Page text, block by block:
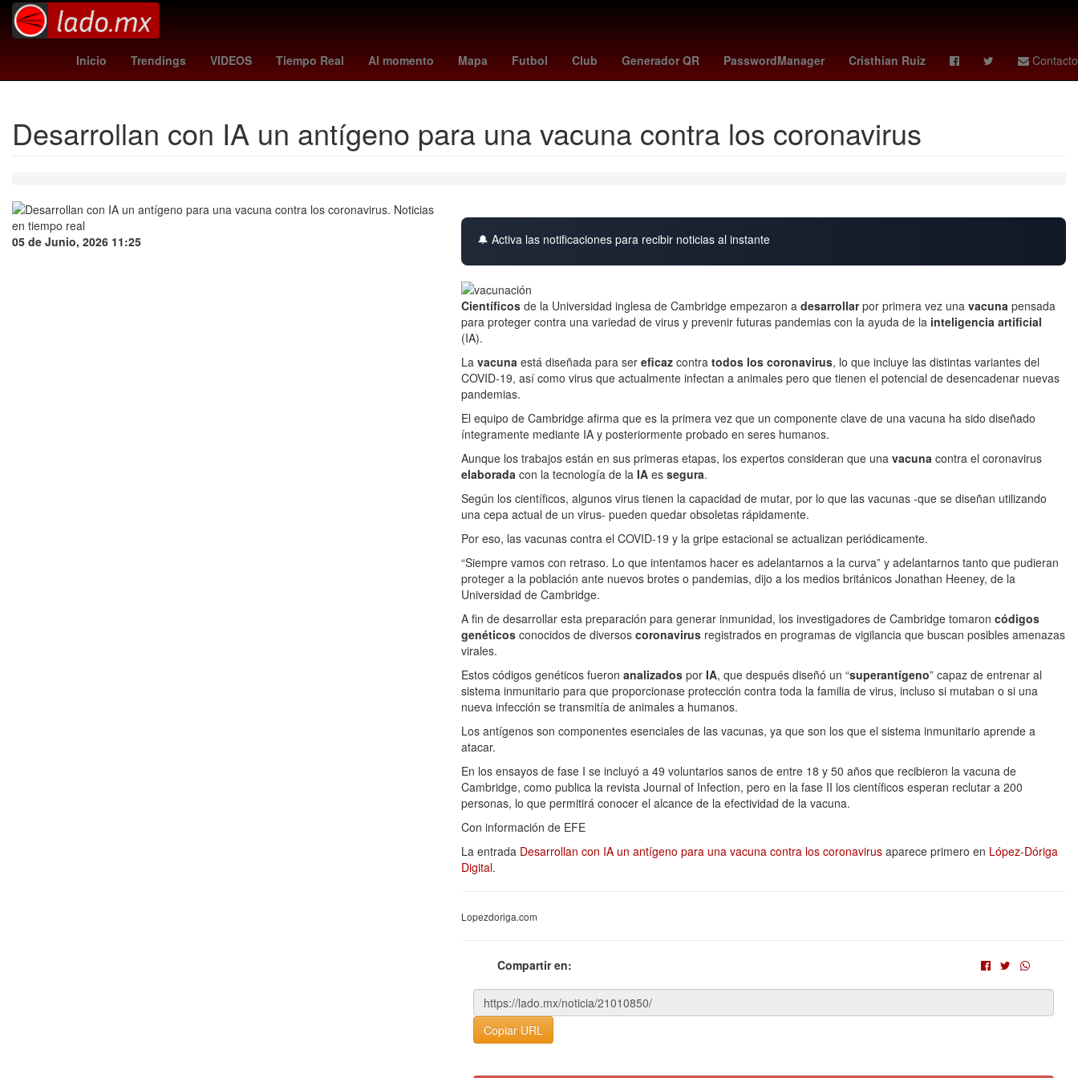
Inicio Trendings VIDEOS Tiempo Real Al momento Mapa Futbol Club Generador QR PasswordManager Cristhian Ruiz Contacto
clima nuevo laredo botafogo - fluminense Victor Guzmán Jorge Rodríguez américa - cruz azul tudn en vivo necaxa vs pumas femenil sparta rotterdam - feyenoord celtics Elliot Page
Desarrollan con IA un antígeno para una vacuna contra los coronavirus
05 de Junio, 2026 11:25 🔔 Activa las notificaciones para recibir noticias al instante
Científicos de la Universidad inglesa de Cambridge empezaron a desarrollarpor primera vez una vacuna pensada
para proteger contra una variedad de virus y prevenir futuras pandemias con la ayuda de la inteligencia artificial
(IA).
La vacuna está diseñada para ser eficaz contra todos los coronavirus, lo que incluye las distintas variantes del
COVID-19, así como virus que actualmente infectan a animales pero que tienen el potencial de desencadenar nuevas
pandemias.
El equipo de Cambridge afirma que es la primera vez que un componente clave de una vacuna ha sido diseñado
íntegramente mediante IA y posteriormente probado en seres humanos.
Aunque los trabajos están en sus primeras etapas, los expertos consideran que una vacuna contra el coronavirus
elaborada con la tecnología de la IA es segura.
Según los científicos, algunos virus tienen la capacidad de mutar, por lo que las vacunas -que se diseñan utilizando
una cepa actual de un virus- pueden quedar obsoletas rápidamente.
Por eso, las vacunas contra el COVID-19 y la gripe estacional se actualizan periódicamente.
“Siempre vamos con retraso. Lo que intentamos hacer es adelantarnos a la curva” y adelantarnos tanto que pudieran
proteger a la población ante nuevos brotes o pandemias, dijo a los medios británicos Jonathan Heeney, de la
Universidad de Cambridge.
A fin de desarrollar esta preparación para generar inmunidad, los investigadores de Cambridge tomaron códigos
genéticos conocidos de diversos coronavirus registrados en programas de vigilancia que buscan posibles amenazas
virales.
Estos códigos genéticos fueron analizados por IA, que después diseñó un “superantígeno” capaz de entrenar al
sistema inmunitario para que proporcionase protección contra toda la familia de virus, incluso si mutaban o si una
nueva infección se transmitía de animales a humanos.
Los antígenos son componentes esenciales de las vacunas, ya que son los que el sistema inmunitario aprende a
atacar.
En los ensayos de fase I se incluyó a 49 voluntarios sanos de entre 18 y 50 años que recibieron la vacuna de
Cambridge, como publica la revista Journal of Infection, pero en la fase II los científicos esperan reclutar a 200
personas, lo que permitirá conocer el alcance de la efectividad de la vacuna.
Con información de EFE
La entrada Desarrollan con IA un antígeno para una vacuna contra los coronavirus aparece primero en López-Dóriga
Digital.
Lopezdoriga.com
Compartir en:
Copiar URL